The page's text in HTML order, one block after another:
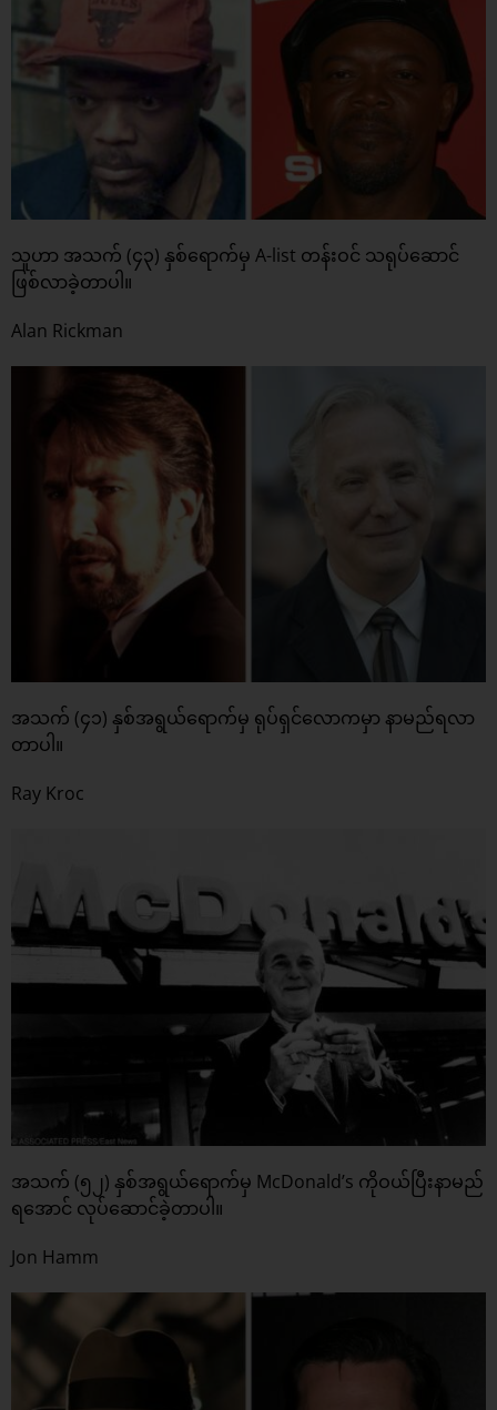
သူဟာ အသက် (၄၃) နှစ်ရောက်မှ A-list တန်းဝင် သရုပ်ဆောင်
ဖြစ်လာခဲ့တာပါ။
Alan Rickman
အသက် (၄၁) နှစ်အရွယ်ရောက်မှ ရုပ်ရှင်လောကမှာ နာမည်ရလာ
တာပါ။
Ray Kroc
အသက် (၅၂) နှစ်အရွယ်ရောက်မှ McDonald’s ကိုဝယ်ပြီးနာမည်
ရအောင် လုပ်ဆောင်ခဲ့တာပါ။
Jon Hamm